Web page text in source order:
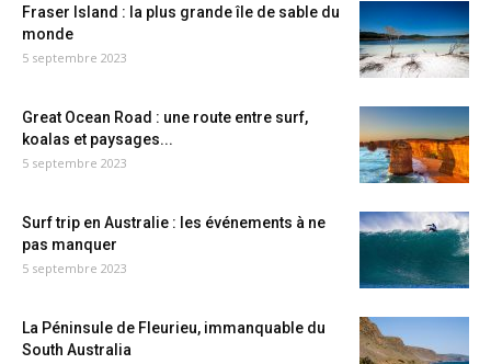
Fraser Island : la plus grande île de sable du
monde
5 septembre 2023
Great Ocean Road : une route entre surf,
koalas et paysages...
5 septembre 2023
Surf trip en Australie : les événements à ne
pas manquer
5 septembre 2023
La Péninsule de Fleurieu, immanquable du
South Australia